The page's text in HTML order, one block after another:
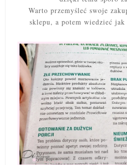
Warto przemyśleć swoje
sklepu, a potem wiedzieć jak